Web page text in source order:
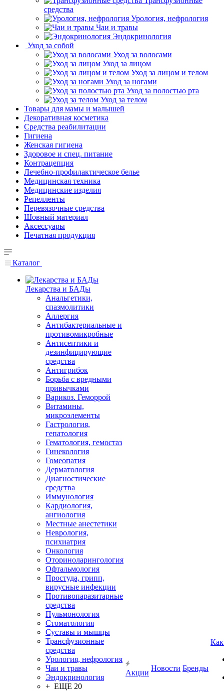
средства
Урология, нефрология
Чаи и травы
Эндокринология
Уход за собой
Уход за волосами
Уход за лицом
Уход за лицом и телом
Уход за ногами
Уход за полостью рта
Уход за телом
Товары для мамы и малышей
Декоративная косметика
Средства реабилитации
Гигиена
Женская гигиена
Здоровое и спец. питание
Контрацепция
Лечебно-профилактическое белье
Медицинская техника
Медицинские изделия
Репелленты
Перевязочные средства
Шовный материал
Аксессуары
Печатная продукция
Каталог
Лекарства и БАДы
Анальгетики,
спазмолитики
Аллергия
Антибактериальные и
противомикробные
Антисептики и
дезинфицирующие
средства
Антигрибок
Борьба с вредными
привычками
Варикоз. Геморрой
Витамины,
микроэлементы
Гастрология,
гепатология
Гематология, гемостаз
Гинекология
Гомеопатия
Дерматология
Диагностические
средства
Иммунология
Кардиология,
ангиология
Местные анестетики
Неврология,
психиатрия
Онкология
Оториноларингология
Офтальмология
Простуда, грипп,
вирусные инфекции
Противопаразитарные
средства
Пульмонология
Стоматология
Суставы и мышцы
Трансфузионные
средства
Урология, нефрология
Чаи и травы
Эндокринология
+ ЕЩЕ 20
Акции
Новости Бренды